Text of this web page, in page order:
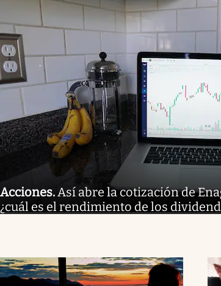
Acciones.Así abre la cotización de
¿cuál es el rendimiento de los